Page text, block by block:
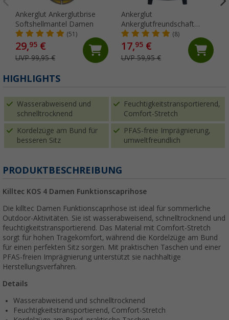
Ankerglut Ankerglutbrise
Softshellmantel Damen
(51)
29,95 €
UVP 99,95 €
Ankerglut
Ankerglutfreundschaft
Damen Sweatjacke
(8)
17,95€
UVP 59,95 €
HIGHLIGHTS
Wasserabweisend und
schnelltrocknend
Feuchtigkeitstransportierend,
Comfort-Stretch
Kordelzüge am Bund für
besseren Sitz
PFAS-freie Imprägnierung,
umweltfreundlich
PRODUKTBESCHREIBUNG
Killtec KOS 4 Damen Funktionscaprihose
Die killtec Damen Funktionscaprihose ist ideal für sommerliche
Outdoor-Aktivitäten. Sie ist wasserabweisend, schnelltrocknend und
feuchtigkeitstransportierend. Das Material mit Comfort-Stretch
sorgt für hohen Tragekomfort, während die Kordelzüge am Bund
für einen perfekten Sitz sorgen. Mit praktischen Taschen und einer
PFAS-freien Imprägnierung unterstützt sie nachhaltige
Herstellungsverfahren.
Details
Wasserabweisend und schnelltrocknend
Feuchtigkeitstransportierend, Comfort-Stretch